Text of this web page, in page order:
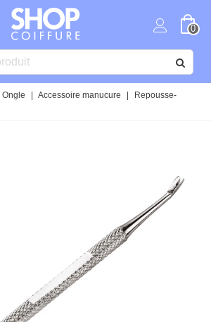
0
Ongle Accessoire manucure
Repousse-